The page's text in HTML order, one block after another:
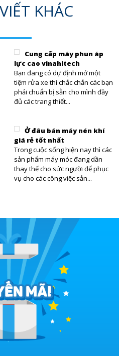
KHÁC
Cung cấp máy phun áp
lực cao vinahitech
Bạn đang có dự định mở một
tiệm rửa xe thì chắc chắn các bạn
phải chuẩn bị sẵn cho mình đầy
đủ các trang thiết...
Ở đâu bán máy nén khí
giá rẻ tốt nhất
Trong cuộc sống hiện nay thì các
sản phẩm máy móc đang dần
thay thế cho sức người để phục
vụ cho các công việc sản...